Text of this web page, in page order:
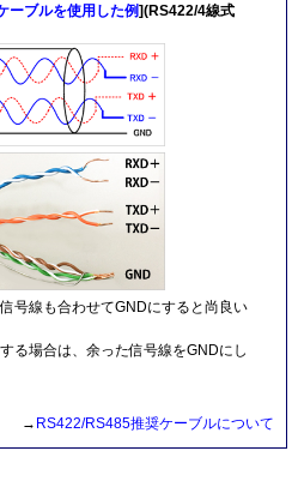
ーブルを使用した例](RS422/4線式
号線も合わせてGNDにすると尚良い
る場合は、余った信号線をGNDにし
→ RS422/RS485推奨ケーブルについて